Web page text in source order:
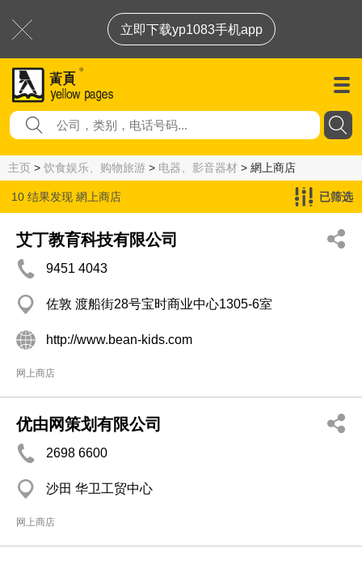
立即下载yp1083手机app
主页 > 饮食娱乐、购物旅游 > 电器、影音器材 > 網上商店
10 结果发现 網上商店 已筛选
艾丁教育科技有限公司
9451 4043
佐敦 渡船街28号宝时商业中心1305-6室
http://www.bean-kids.com
网上商店
优由网策划有限公司
2698 6600
沙田 华卫工贸中心
网上商店